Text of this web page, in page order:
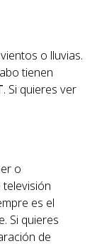
o lluvias.
tienen
. Si quieres ver
o
es el
Si quieres
de